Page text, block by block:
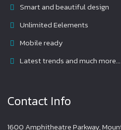
Smart and beautiful design
Unlimited Eelements
Mobile ready
Latest trends and much more...
Contact Info
1600 Amphitheatre Parkway,